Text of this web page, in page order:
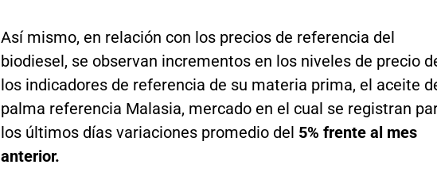
Así mismo, en relación con los precios de referencia del
biodiesel, se observan incrementos en los niveles de precio
los indicadores de referencia de su materia prima, el aceite
palma referencia Malasia, mercado en el cual se registran
los últimos días variaciones promedio del 5% frente al mes
anterior.